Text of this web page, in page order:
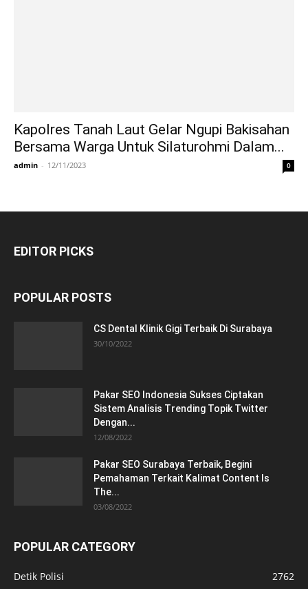
Kapolres Tanah Laut Gelar Ngupi Bakisahan
Bersama Warga Untuk Silaturohmi Dalam...
admin - 12/11/2023 0
EDITOR PICKS
POPULAR POSTS
CS Dental Klinik Gigi Terbaik Di Surabaya
30/10/2022
Pakar SEO Indonesia Sukses Ciptakan
Sistem Analisis Trending Topik Twitter
Dengan...
12/08/2022
Pakar SEO Surabaya Terbaik, Begini
Pemahaman Terkait Kalimat Content Is
The...
03/08/2022
POPULAR CATEGORY
Detik Polisi
2762